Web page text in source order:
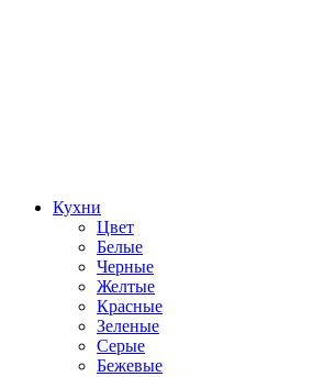
Кухни
Цвет
Белые
Черные
Желтые
Красные
Зеленые
Серые
Бежевые